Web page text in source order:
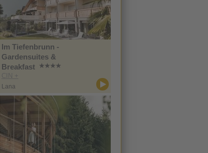
Im Tiefenbrunn -
Gardensuites &
Breakfast
CIN +
Lana